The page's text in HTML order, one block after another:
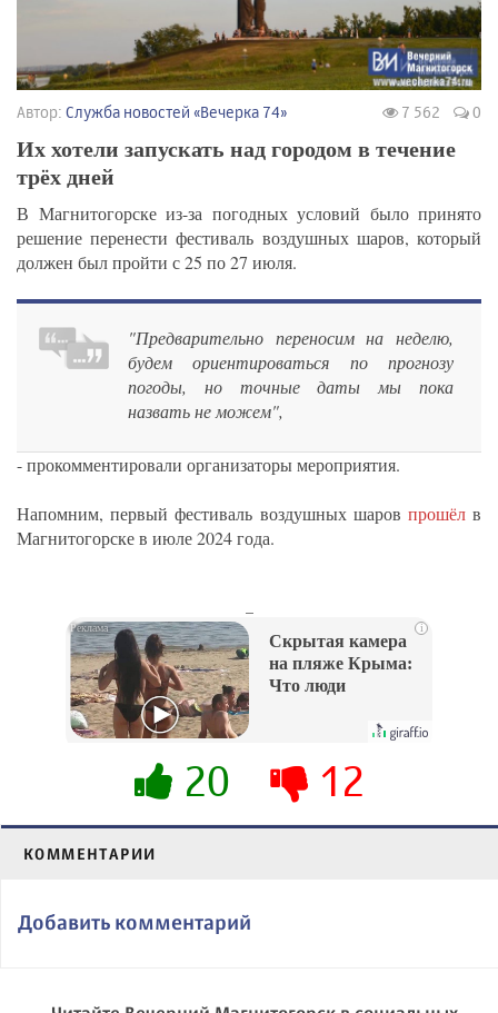
Автор: Служба новостей «Вечерка 74» 7 562 0
Их хотели запускать над городом в течение
трёх дней
В Магнитогорске из-за погодных условий было принято
решение перенести фестиваль воздушных шаров, который
должен был пройти с 25 по 27 июля.
"Предварительно переносим на неделю,
будем ориентироваться по прогнозу
погоды, но точные даты мы пока
назвать не можем",
- прокомментировали организаторы мероприятия.
Напомним, первый фестиваль воздушных шаров прошёлв
Магнитогорске в июле 2024 года.
i
Скрытая камера
на пляже Крыма:
Что люди
их не видят...
20 12
КОММЕНТАРИИ
Добавить комментарий